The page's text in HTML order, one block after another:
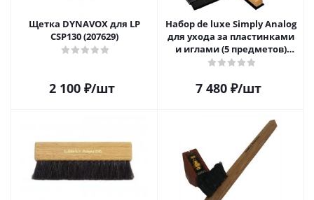
Щетка DYNAVOX для LP
CSP130 (207629)
2 100₽/шт
Набор de luxe Simply Analog
для ухода за пластинками
и иглами (5 предметов)
SAVC003
7 480₽/шт